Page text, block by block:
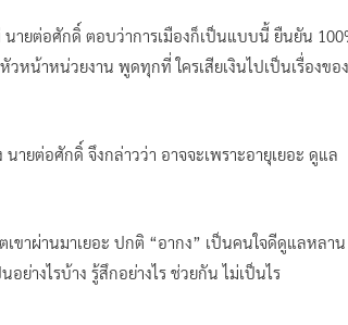
ายต่อศักดิ์ ตอบว่าการเมืองก็เป็นแบบนี้ ยืนยัน
หน้าหน่วยงาน พูดทุกที่ ใครเสียเงินไปเป็นเรื่องของ
นายต่อศักดิ์ จึงกล่าวว่า อาจจะเพราะอายุเยอะ ดูแล
ขาผ่านมาเยอะ ปกติ “อากง” เป็นคนใจดีดูแลหลา
างไรบ้าง รู้สึกอย่างไร ช่วยกัน ไม่เป็นไร